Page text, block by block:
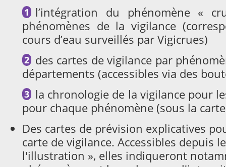
l’intégration du phénomène «
phénomènes de la vigilance
cours d’eau surveillés par Vigicrues)
des cartes de vigilance par
départements (accessibles via des
la chronologie de la vigilance pour
pour chaque phénomène (sous la
Des cartes de prévision explicatives
carte de vigilance. Accessibles depuis
l'illustration », elles indiqueront